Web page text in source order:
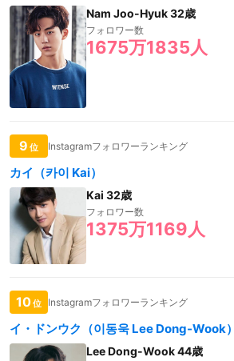
Nam Joo-Hyuk 32歳
フォロワー数
1675万1835人
9 位 Instagramフォロワーランキング
カイ（카이 Kai）
Kai 32歳
フォロワー数
1375万1169人
10位 Instagramフォロワーランキング
イ・ドンウク（이동욱 Lee Dong-Wook）
Lee Dong-Wook 44歳